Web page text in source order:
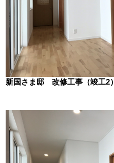
新国さま邸 改修工事（竣工2）